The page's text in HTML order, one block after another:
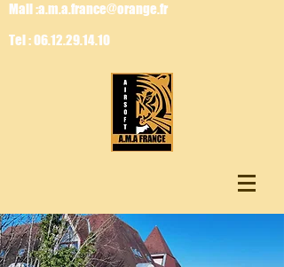
Mail :a.m.a.france@orange.fr
Tel :06.12.29.14.10